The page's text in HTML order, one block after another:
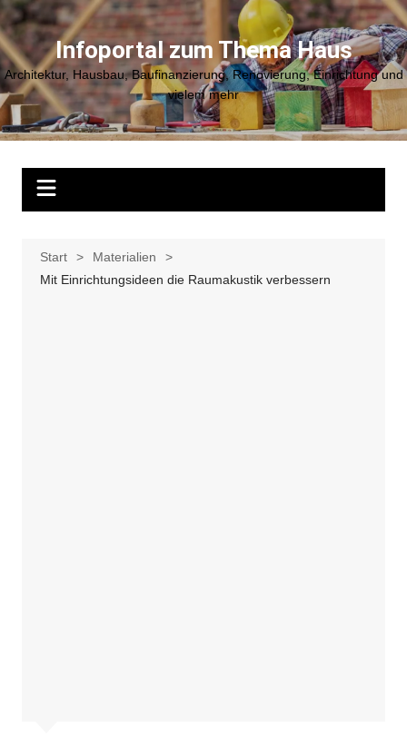
Zum
Inhalt
springenInfoportal zum Thema Haus
Architektur, Hausbau, Baufinanzierung, Renovierung, Einrichtung und
vielem mehr
Start
Materialien
Mit Einrichtungsideen die Raumakustik verbessern